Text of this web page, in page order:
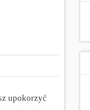
upokorzyć